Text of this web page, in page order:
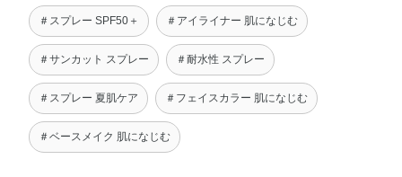
＃スプレー SPF50＋ ＃アイライナー 肌になじむ
＃サンカット スプレー ＃耐水性 スプレー
＃スプレー 夏肌ケア ＃フェイスカラー 肌になじむ
＃ベースメイク 肌になじむ